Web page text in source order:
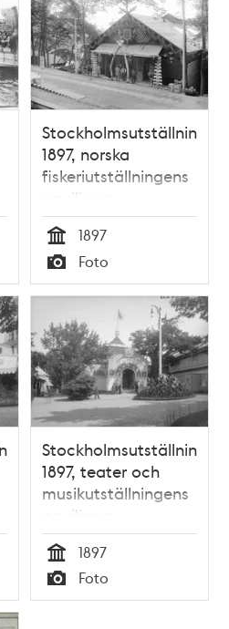
Stockholmsutställningen
1897, norska
fiskeriutställningens
paviljong
Tid
1897
Typ
Foto
Stockholmsutställningen
1897, teater och
musikutställningens
paviljong
Tid
1897
Typ
Foto